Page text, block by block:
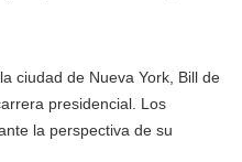
ciudad de Nueva York, Bill de
presidencial. Los
la perspectiva de su